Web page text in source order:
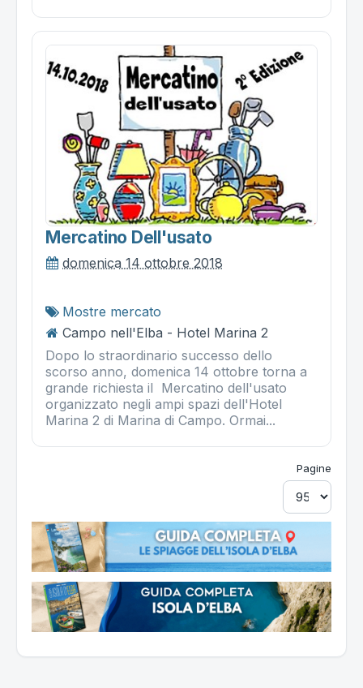
Mercatino Dell'usato
domenica 14 ottobre 2018
Mostre mercato
Campo nell'Elba - Hotel Marina 2
Dopo lo straordinario successo dello
scorso anno, domenica 14 ottobre torna a
grande richiesta il Mercatino dell'usato
organizzato negli ampi spazi dell'Hotel
Marina 2 di Marina di Campo. Ormai...
Pagine